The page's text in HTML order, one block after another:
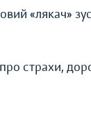
«лякач»
страхи,